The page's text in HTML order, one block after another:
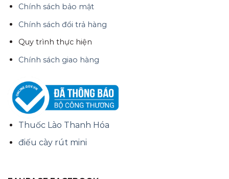
Chính sách bảo mật
Chính sách đổi trả hàng
Quy trình thực hiện
Chính sách giao hàng
Thuốc Lào Thanh Hóa
điếu cày rút mini